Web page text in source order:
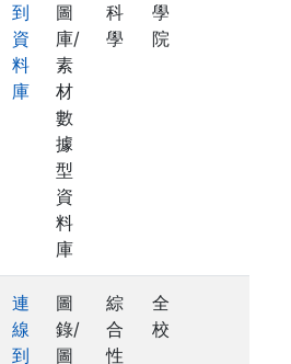
到
資
料
庫
圖
庫/
素
材
數
據
型
資
料
庫
科
學
學
院
連
線
到
圖
錄/
圖
綜
合
性
全
校